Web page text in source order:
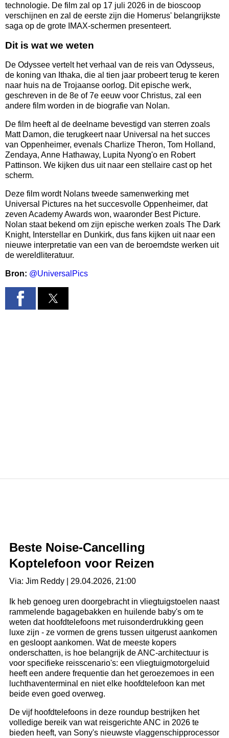
technologie. De film zal op 17 juli 2026 in de bioscoop
verschijnen en zal de eerste zijn die Homerus' belangrijkste
saga op de grote IMAX-schermen presenteert.
Dit is wat we weten
De Odyssee vertelt het verhaal van de reis van Odysseus,
de koning van Ithaka, die al tien jaar probeert terug te keren
naar huis na de Trojaanse oorlog. Dit epische werk,
geschreven in de 8e of 7e eeuw voor Christus, zal een
andere film worden in de biografie van Nolan.
De film heeft al de deelname bevestigd van sterren zoals
Matt Damon, die terugkeert naar Universal na het succes
van Oppenheimer, evenals Charlize Theron, Tom Holland,
Zendaya, Anne Hathaway, Lupita Nyong'o en Robert
Pattinson. We kijken dus uit naar een stellaire cast op het
scherm.
Deze film wordt Nolans tweede samenwerking met
Universal Pictures na het succesvolle Oppenheimer, dat
zeven Academy Awards won, waaronder Best Picture.
Nolan staat bekend om zijn epische werken zoals The Dark
Knight, Interstellar en Dunkirk, dus fans kijken uit naar een
nieuwe interpretatie van een van de beroemdste werken uit
de wereldliteratuur.
Bron: @UniversalPics